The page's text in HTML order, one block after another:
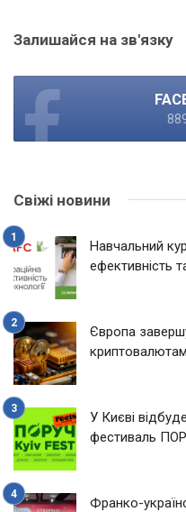
Залишайся на зв'язку
Свіжі новини
Навчальний
ефективність
Європа
У Києві
фестиваль
Франко-